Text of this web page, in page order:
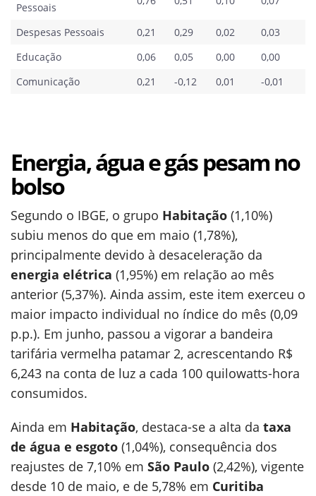
Pessoais
Despesas Pessoais 0,21 0,29 0,02
0,03
Educação
0,06 0,05 0,00
0,00
Comunicação
0,21 -0,12 0,01 -0,01
Energia, água e gás pesam no
bolso
Segundo o IBGE, o grupo Habitação (1,10%)
subiu menos do que em maio (1,78%),
principalmente devido à desaceleração da
energia elétrica (1,95%) em relação ao mês
anterior (5,37%). Ainda assim, este item exerceu o
maior impacto individual no índice do mês (0,09
p.p.). Em junho, passou a vigorar a bandeira
tarifária vermelha patamar 2, acrescentando R$
6,243 na conta de luz a cada 100 quilowatts-hora
consumidos.
Ainda em Habitação, destaca-se a alta da taxa
de água e esgoto (1,04%), consequência dos
reajustes de 7,10% em São Paulo (2,42%), vigente
desde 10 de maio, e de 5,78% em Curitiba